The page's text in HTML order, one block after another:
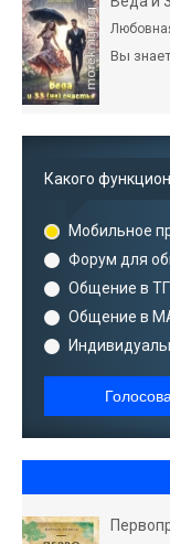
Вы
Какого
Мобильное
Форум для
Общение в ТГ
Общение в